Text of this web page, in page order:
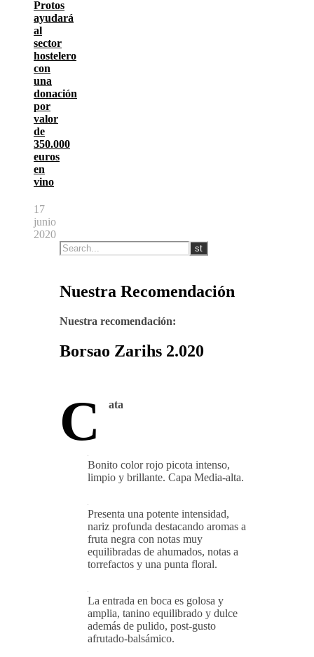
Protos
ayudará
al
sector
hostelero
con
una
donación
por
valor
de
350.000
euros
en
vino
17
junio
2020
Nuestra Recomendación
Nuestra recomendación:
Borsao Zarihs 2.020
C ata
Bonito color rojo picota intenso,
limpio y brillante. Capa Media-alta.
Presenta una potente intensidad,
nariz profunda destacando aromas a
fruta negra con notas muy
equilibradas de ahumados, notas a
torrefactos y una punta floral.
La entrada en boca es golosa y
amplia, tanino equilibrado y dulce
además de pulido, post-gusto
afrutado-balsámico.